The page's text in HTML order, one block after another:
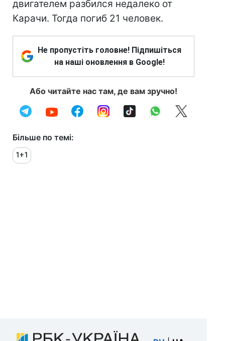
двигателем разбился недалеко от
Карачи. Тогда погиб 21 человек.
Не пропустіть головне! Підпишіться
на наші оновлення в Google!
Або читайте нас там, де вам зручно!
Більше по темі:
1+1